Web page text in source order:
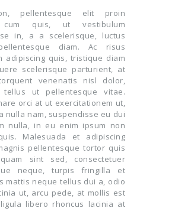
pellentesque elit proin
cum quis, ut vestibulum
in, a a scelerisque, luctus
diam. Ac risus
adipiscing quis, tristique diam
scelerisque parturient, at
venenatis nisl dolor,
ut pellentesque vitae.
orci at ut exercitationem ut,
nulla nam, suspendisse eu dui
nulla, in eu enim ipsum non
Malesuada et adipiscing
pellentesque tortor quis
sint sed, consectetuer
neque, turpis fringilla et
mattis neque tellus dui a, odio
ut, arcu pede, at mollis est
libero rhoncus lacinia at